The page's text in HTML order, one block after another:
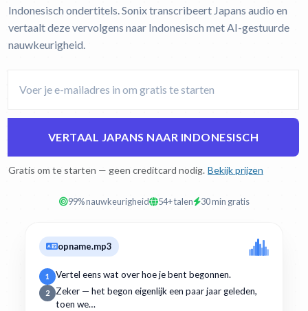
Indonesisch ondertitels. Sonix transcribeert Japans audio en
vertaalt deze vervolgens naar Indonesisch met AI-gestuurde
nauwkeurigheid.
VERTAAL JAPANS NAAR INDONESISCH
Gratis om te starten — geen creditcard nodig. Bekijk prijzen
99% nauwkeurigheid 54+ talen 30 min gratis
opname.mp3
1 Vertel eens wat over hoe je bent begonnen.
2
Zeker — het begon eigenlijk een paar jaar geleden,
toen we…